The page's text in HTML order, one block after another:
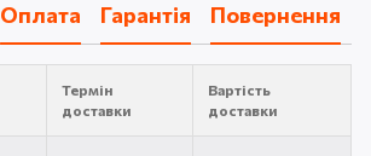
Оплата Гарантія Повернення
Термін
доставки
Вартість
доставки